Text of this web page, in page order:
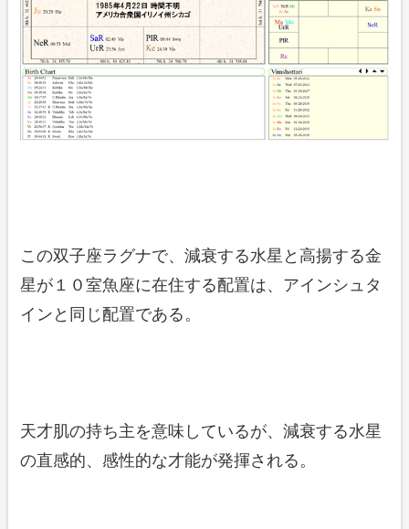
この双子座ラグナで、減衰する水星と高揚する金
星が１０室魚座に在住する配置は、アインシュタ
インと同じ配置である。
天才肌の持ち主を意味しているが、減衰する水星
の直感的、感性的な才能が発揮される。